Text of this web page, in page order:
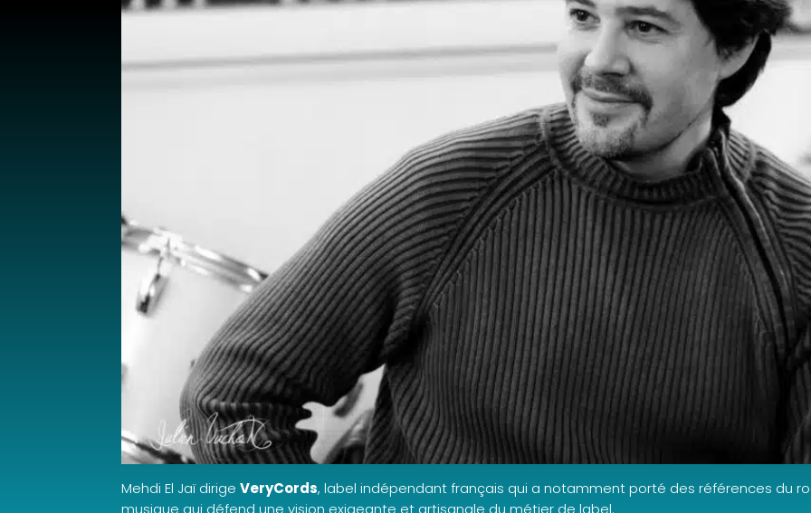
Mehdi El Jaï dirigeVeryCords, label indépendant français qui a notamment porté des références du
musique qui défend une vision exigeante et artisanale du métier de label.